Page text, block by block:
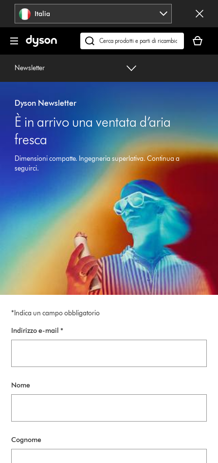
navigazione Italia
Cerca
su
carrello
è
Newsletter
Dyson Newsletter
È in arrivo una ventata d’aria
fresca
Dimensioni compatte. Ingegneria superlativa. Continua a
seguirci.
*Indica un campo obbligatorio
Indirizzo e-mail *
Nome
Cognome